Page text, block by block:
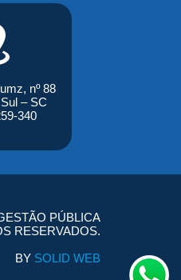
nº 88
– SC
340
PÚBLICA
RESERVADOS.
BY SOLID WEB